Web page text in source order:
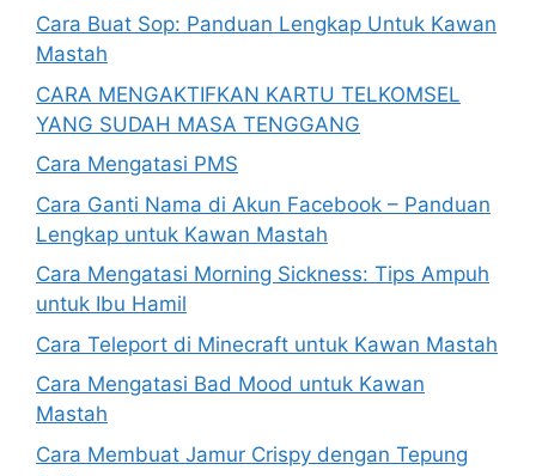
Cara Buat Sop: Panduan Lengkap Untuk Kawan
Mastah
CARA MENGAKTIFKAN KARTU TELKOMSEL
YANG SUDAH MASA TENGGANG
Cara Mengatasi PMS
Cara Ganti Nama di Akun Facebook – Panduan
Lengkap untuk Kawan Mastah
Cara Mengatasi Morning Sickness: Tips Ampuh
untuk Ibu Hamil
Cara Teleport di Minecraft untuk Kawan Mastah
Cara Mengatasi Bad Mood untuk Kawan
Mastah
Cara Membuat Jamur Crispy dengan Tepung